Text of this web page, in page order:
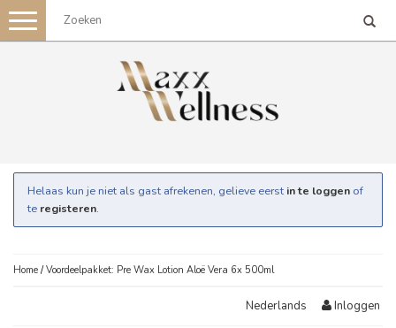
Toggle
navigation
Helaas kun je niet als gast afrekenen, gelieve eerst in te loggen of
te registeren.
Home /Voordeelpakket: Pre Wax Lotion Aloë Vera 6x 500ml
Nederlands Inloggen